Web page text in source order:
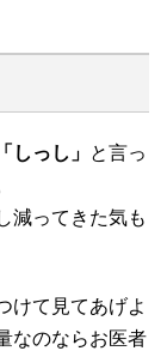
「しっし」 と言っ
減ってきた気も
けて見てあげよ
なのならお医者